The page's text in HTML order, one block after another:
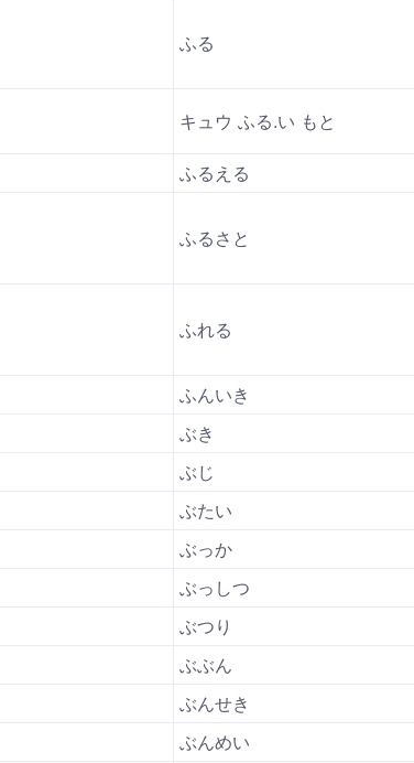
ふる
キュウ ふる.い もと
ふるえる
ふるさと
ふれる
ふんいき
ぶき
ぶじ
ぶたい
ぶっか
ぶっしつ
ぶつり
ぶぶん
ぶんせき
ぶんめい